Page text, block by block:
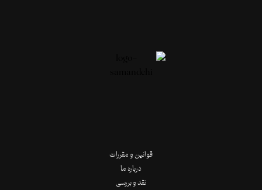
قوانین و مقررات
درباره ما
نقد و بررسی